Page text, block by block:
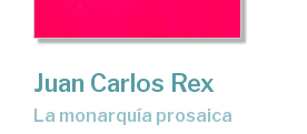
Juan Carlos Rex
la monarquía prosaica